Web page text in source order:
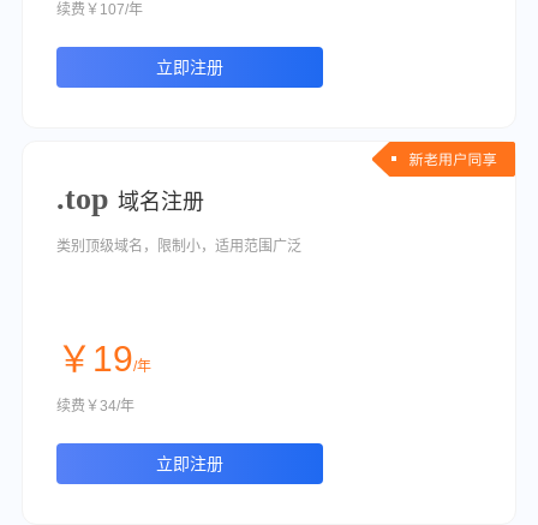
续费￥107/年
立即注册
.top 域名注册
类别顶级域名，限制小，适用范围广泛
￥19/年
续费￥34/年
立即注册